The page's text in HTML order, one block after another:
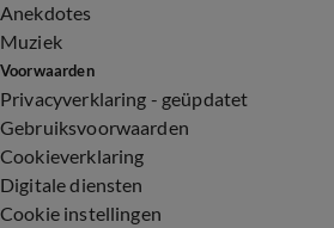
Anekdotes
Muziek
Voorwaarden
Privacyverklaring - geüpdatet
Gebruiksvoorwaarden
Cookieverklaring
Digitale diensten
Cookie instellingen